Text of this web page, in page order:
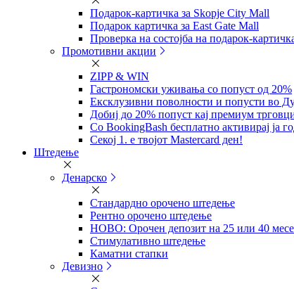
Подарок-картичка за Skopje City Mall
Подарок картичка за East Gate Mall
Проверка на состојба на подарок-
Промотивни акции
ZIPP & WIN
Гастрономски уживања со попуст од 20%
Eксклузивни поволности и попусти во
Добиј до 20% попуст кај премиум
Со BookingBash бесплатно активирај ја
Секој 1. е твојот Mastercard ден!
Штедење
Денарско
Стандардно орочено штедење
Рентно орочено штедење
НОВО: Орочен депозит на 25 или 40
Стимулативно штедење
Каматни стапки
Девизно